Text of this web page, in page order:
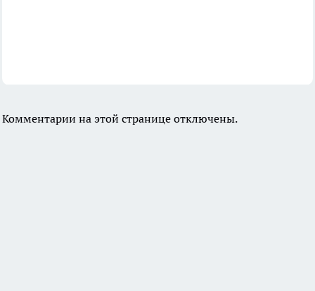
Комментарии на этой странице отключены.